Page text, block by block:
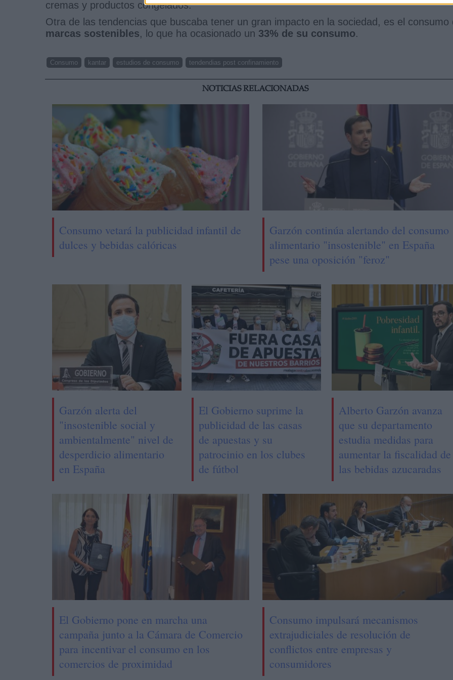
cremas y productos congelados.
Otra de las tendencias que buscaba tener un gran impacto en la sociedad, es el consumo
marcas sostenibles, lo que ha ocasionado un 33% de su consumo.
Consumo kantar estudios de consumo tendendias post confinamiento
NOTICIAS RELACIONADAS
Consumo vetará la publicidad infantil de
dulces y bebidas calóricas
Garzón continúa alertando del consumo
alimentario "insostenible" en España
pese una oposición "feroz"
Garzón alerta del
"insostenible social y
ambientalmente" nivel de
desperdicio alimentario
en España
El Gobierno suprime la
publicidad de las casas
de apuestas y su
patrocinio en los clubes
de fútbol
Alberto Garzón avanza
que su departamento
estudia medidas para
aumentar la fiscalidad de
las bebidas azucaradas
El Gobierno pone en marcha una
campaña junto a la Cámara de Comercio
para incentivar el consumo en los
comercios de proximidad
Consumo impulsará mecanismos
extrajudiciales de resolución de
conflictos entre empresas y
consumidores